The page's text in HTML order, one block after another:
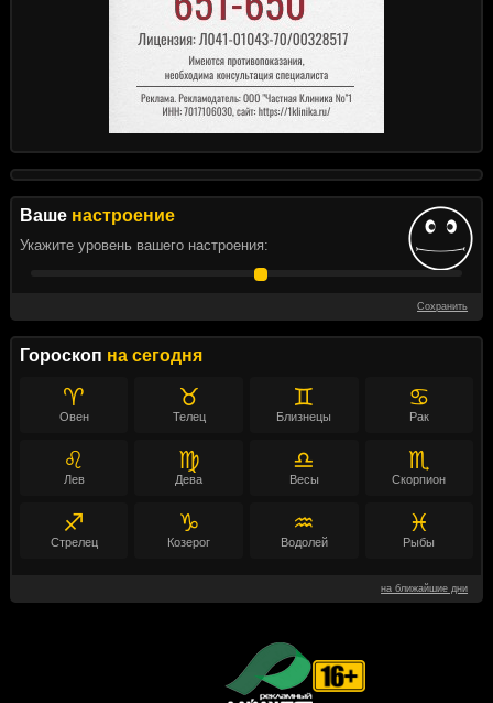
Ваше настроение
Укажите уровень вашего настроения:
Сохранить
Гороскоп на сегодня
♈
Овен
♉
Телец
♊
Близнецы
♋
Рак
♌
Лев
♍
Дева
♎
Весы
♏
Скорпион
♐
Стрелец
♑
Козерог
♒
Водолей
♓
Рыбы
на ближайшие дни